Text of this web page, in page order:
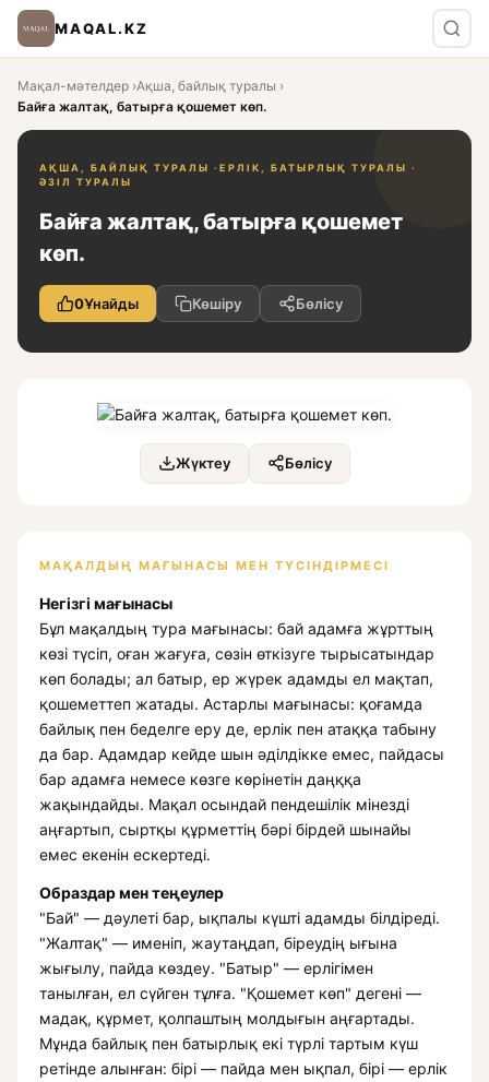
MAQAL.KZ
Мақал-мәтелдер ›Ақша, байлық туралы ›
Байға жалтақ, батырға қошемет көп.
АҚША, БАЙЛЫҚ ТУРАЛЫ · ЕРЛІК, БАТЫРЛЫҚ ТУРАЛЫ ·
ӘЗІЛ ТУРАЛЫ
Байға жалтақ, батырға қошемет
көп.
0Ұнайды Көшіру Бөлісу
Жүктеу Бөлісу
МАҚАЛДЫҢ МАҒЫНАСЫ МЕН ТҮСІНДІРМЕСІ
Негізгі мағынасы
Бұл мақалдың тура мағынасы: бай адамға жұрттың
көзі түсіп, оған жағуға, сөзін өткізуге тырысатындар
көп болады; ал батыр, ер жүрек адамды ел мақтап,
қошеметтеп жатады. Астарлы мағынасы: қоғамда
байлық пен беделге еру де, ерлік пен атаққа табыну
да бар. Адамдар кейде шын әділдікке емес, пайдасы
бар адамға немесе көзге көрінетін даңққа
жақындайды. Мақал осындай пендешілік мінезді
аңғартып, сыртқы құрметтің бәрі бірдей шынайы
емес екенін ескертеді.
Образдар мен теңеулер
"Бай" — дәулеті бар, ықпалы күшті адамды білдіреді.
"Жалтақ" — именіп, жаутаңдап, біреудің ығына
жығылу, пайда көздеу. "Батыр" — ерлігімен
танылған, ел сүйген тұлға. "Қошемет көп" дегені —
мадақ, құрмет, қолпаштың молдығын аңғартады.
Мұнда байлық пен батырлық екі түрлі тартым күш
ретінде алынған: бірі — пайда мен ықпал, бірі — ерлік